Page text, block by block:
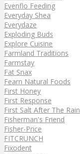
Evenflo Feeding
Everyday Shea
Everydaze
Exploding Buds
Explore Cuisine
Farmland Traditions
Farmstay
Fat Snax
Fearn Natural Foods
First Honey
First Response
First Salt After The Rain
Fisherman's Friend
Fisher-Price
FITCRUNCH
Fixodent